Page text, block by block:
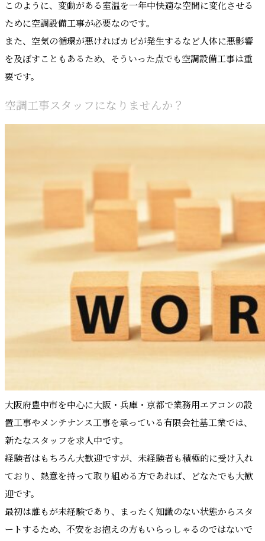
このように、変動がある室温を一年中快適な空間に変化させる
ために空調設備工事が必要なのです。
また、空気の循環が悪ければカビが発生するなど人体に悪影響
を及ぼすこともあるため、そういった点でも空調設備工事は重
要です。
空調工事スタッフになりませんか？
大阪府豊中市を中心に大阪・兵庫・京都で業務用エアコンの設
置工事やメンテナンス工事を承っている有限会社基工業では、
新たなスタッフを求人中です。
経験者はもちろん大歓迎ですが、未経験者も積極的に受け入れ
ており、熱意を持って取り組める方であれば、どなたでも大歓
迎です。
最初は誰もが未経験であり、まったく知識のない状態からスタ
ートするため、不安をお抱えの方もいらっしゃるのではないで